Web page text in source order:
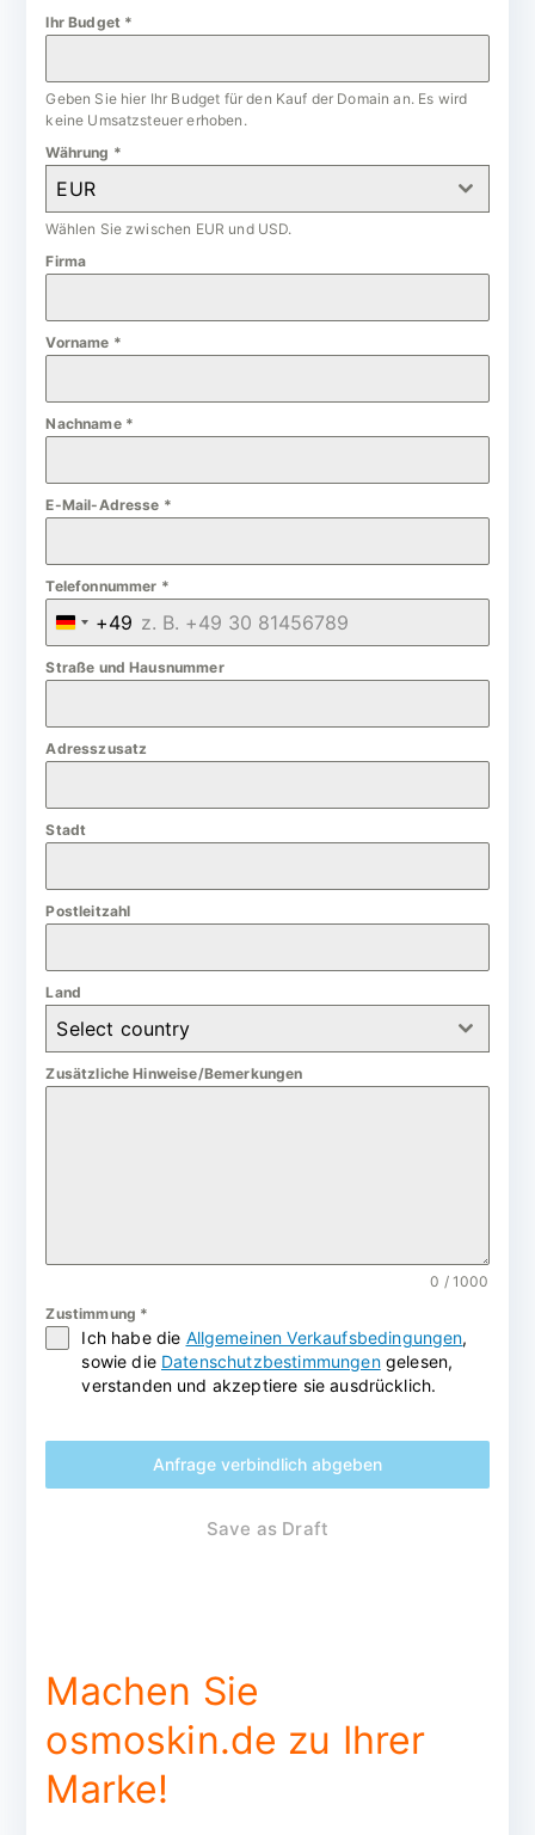
Ihr Budget *
Geben Sie hier Ihr Budget für den Kauf der Domain an. Es wird
keine Umsatzsteuer erhoben.
Währung *
EUR
Wählen Sie zwischen EUR und USD.
Firma
Vorname *
Nachname *
E-Mail-Adresse *
Telefonnummer *
G
e
m
a
y
+49
Straße und Hausnummer
Adresszusatz
Stadt
Postleitzahl
Land
Select country
Zusätzliche Hinweise/Bemerkungen
0 / 1000
Zustimmung *
Ich habe die Allgemeinen Verkaufsbedingungen,
sowie die Datenschutzbestimmungengelesen,
verstanden und akzeptiere sie ausdrücklich.
Anfrage verbindlich abgeben
Save as Draft
Machen Sie
osmoskin.de zu Ihrer
Marke!